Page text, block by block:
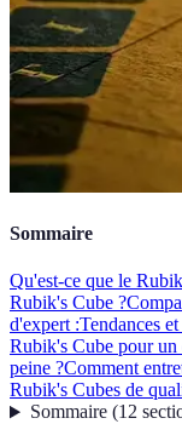
Sommaire
Qu'est-ce que le
Rubik's Cube ?
d'expert :Tendances
Rubik's Cube pour un
peine ?Comment
Rubik's Cubes de
Sommaire(12